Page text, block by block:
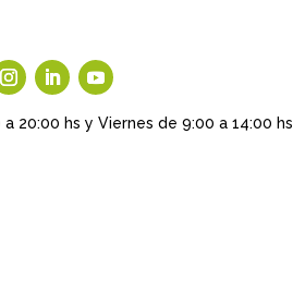
20:00 hs y Viernes de 9:00 a 14:00 hs